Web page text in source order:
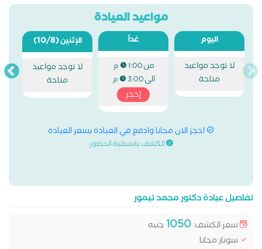
مواعيد العيادة
اليوم
لا توجد مواعيد
متاحة
غداً
من1:00 م
الى3:00 م
إحجز
الإثنين(10/8)
لا توجد مواعيد
متاحة
احجز الان مجانا وادفع في العيادة بسعر العيادة
الكشف باسبقية الحضور
تفاصيل عيادة دكتور محمد تيمور
سعر الكشف:1050جنيه
سونار مجانا